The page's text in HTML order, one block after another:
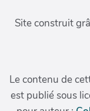
Site construit
Le contenu de
est publié sous